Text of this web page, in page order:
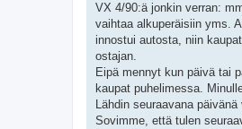
VX 4/90:ä jonkin verran:
vaihtaa alkuperäisiin yms.
innostui autosta, niin
ostajan.
Eipä mennyt kun päivä tai
kaupat puhelimessa.
Lähdin seuraavana
Sovimme, että tulen